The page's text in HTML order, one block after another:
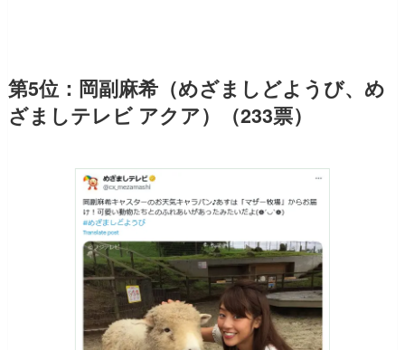
第5位：岡副麻希（めざましどようび、め
ざましテレビ アクア）（233票）